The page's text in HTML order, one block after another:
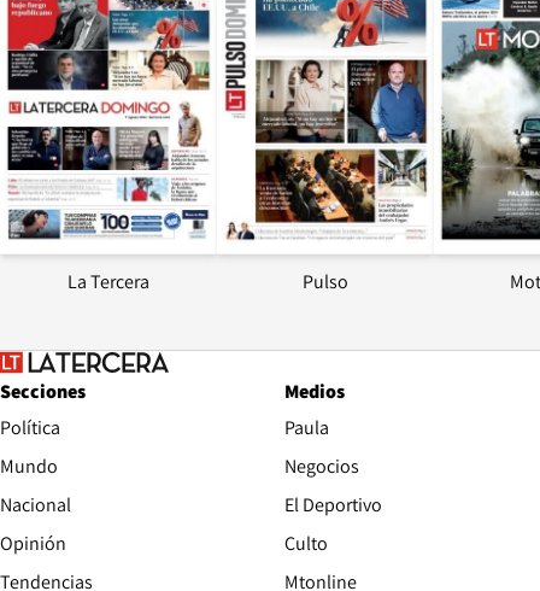
La Tercera Pulso
Secciones
Política
Mundo
Nacional
Opinión
Tendencias
Medios
Paula
Negocios
El Deportivo
Culto
Mtonline